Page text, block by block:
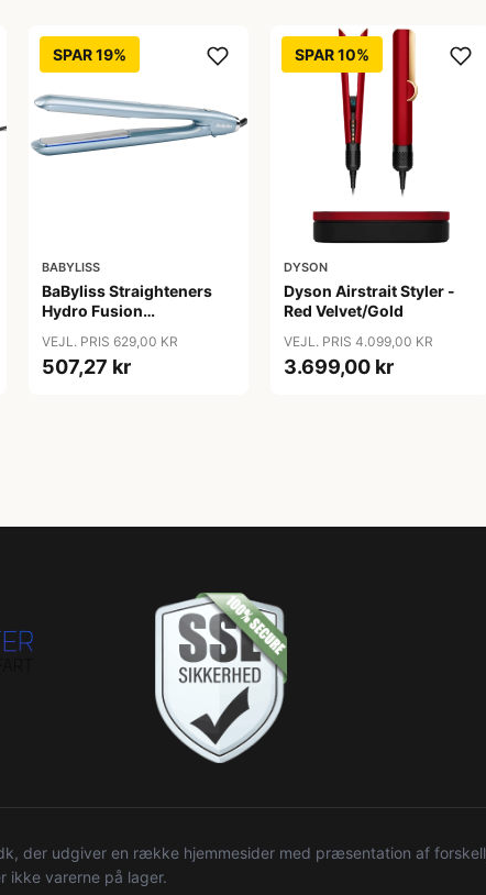
SPAR 19%
BABYLISS
BaByliss Straighteners
Hydro Fusion
VEJL. PRIS 629,00 KR
507,27 kr
SPAR 10%
DYSON
Dyson Airstrait Styler -
Red Velvet/Gold
VEJL. PRIS 4.099,00 KR
3.699,00 kr
der udgiver en række hjemmesider med præsentation af
ikke varerne på lager.